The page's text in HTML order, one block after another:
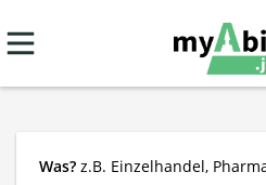
Was? z.B. Einzelhandel,